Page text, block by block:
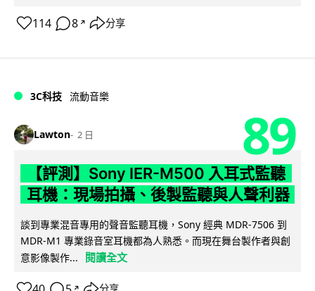
114 8 ↗ 分享
3C科技 流動音樂
Lawton 2 日 89
【評測】Sony IER-M500 入耳式監聽
耳機：現場拍攝、後製監聽與人聲利器
談到專業混音專用的聲音監聽耳機，Sony 經典 MDR-7506 到
MDR-M1 專業錄音室耳機都為人熟悉。而現在舞台製作者與創
意影像製作...
閱讀全文
↗